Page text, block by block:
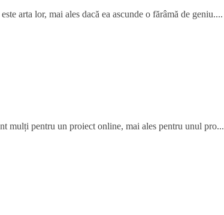
arta lor, mai ales dacă ea ascunde o fărâmă de geniu....
mulți pentru un proiect online, mai ales pentru unul pro...